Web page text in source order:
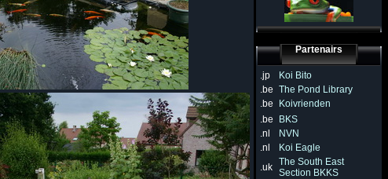
Partenairs
.jp
Koi Bito
.be The Pond Library
.be
Koivrienden
.be
BKS
.nl
NVN
.nl
Koi Eagle
.uk The South East
Section BKKS